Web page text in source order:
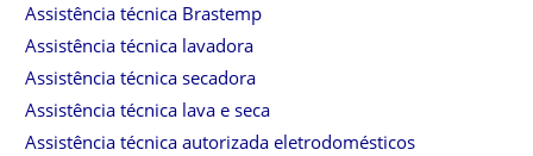
Assistência técnica Brastemp
Assistência técnica lavadora
Assistência técnica secadora
Assistência técnica lava e seca
Assistência técnica autorizada eletrodomésticos